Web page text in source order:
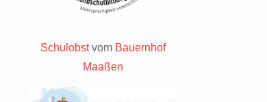
Schulobstvom Bauernhof
Maaßen